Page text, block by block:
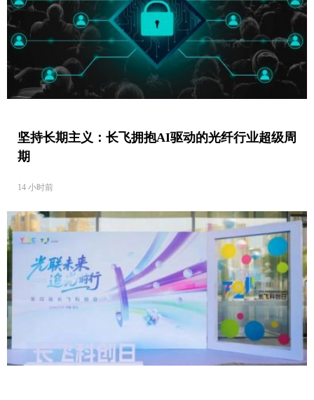
坚持长期主义：长飞拥抱AI驱动的光纤行业超级周
期
14 小时前